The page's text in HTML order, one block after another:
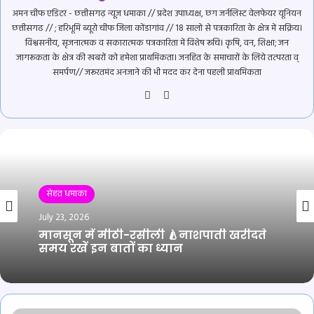
अमन चीफ एडिटर - छत्तीसगढ़ न्यूज़ धमाका // प्रदेश उपाध्यक्ष, छग जर्नलिस्ट वेलफेयर यूनियन
छत्तीसगढ // ; हरिभूमि ब्यूरो चीफ जिला कोंडागांव // 18 सालो से पत्रकारिता के क्षेत्र में सक्रिय।
विश्वसनीय, सृजनात्मक व सकारात्मक पत्रकारिता में विशेष रूचि। कृषि, वन, शिक्षा; जन
जागरूकता के क्षेत्र की खबरों को हमेशा प्राथमिकता। जनहित के समाचारों के लिये तत्परता व्
समर्पण// जरूरतमंद अनजाने की भी मदद कर देना पहली प्राथमिकता
Website
सेहत धमाका
July 23, 2026
मानसून में मीठी-रसीली 🍐नाशपाती खरीदते
समय रखें इन बातों का ध्यान